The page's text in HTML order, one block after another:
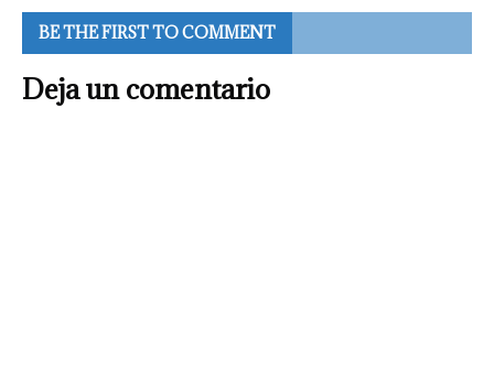
BE THE FIRST TO COMMENT
Deja un comentario